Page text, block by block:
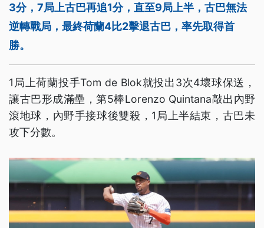
3分，7局上古巴再追1分，直至9局上半，古巴無法
逆轉戰局，最終荷蘭4比2擊退古巴，率先取得首
勝。
1局上荷蘭投手Tom de Blok就投出3次4壞球保送，
讓古巴形成滿壘，第5棒Lorenzo Quintana敲出內野
滾地球，內野手接球後雙殺，1局上半結束，古巴未
攻下分數。